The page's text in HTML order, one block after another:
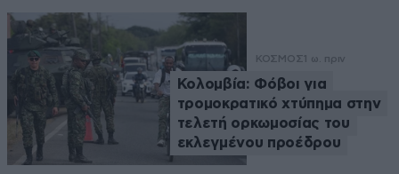
ΚΟΣΜΟΣ 1 ω. πριν
Κολομβία: Φόβοι για
τρομοκρατικό χτύπημα στην
τελετή ορκωμοσίας του
εκλεγμένου προέδρου